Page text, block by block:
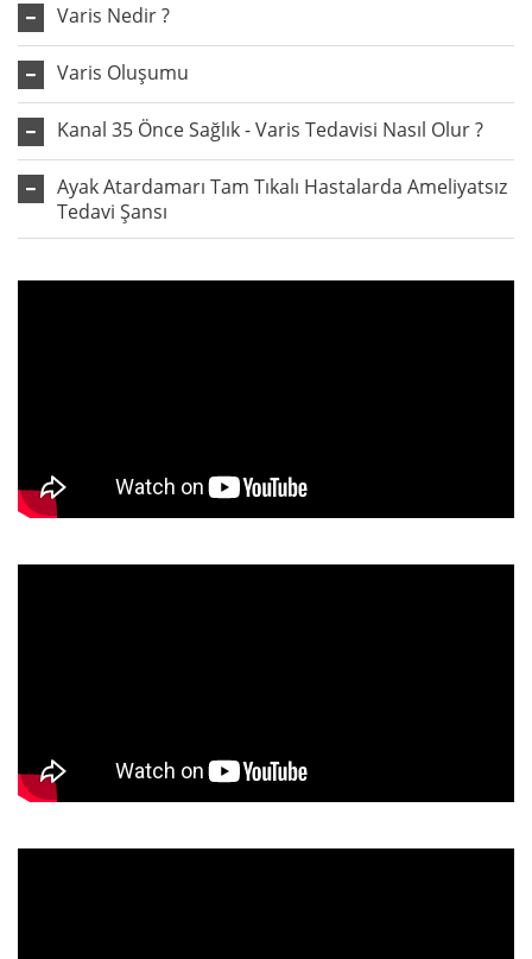
Varis Nedir ?
Varis Oluşumu
Kanal 35 Önce Sağlık - Varis Tedavisi Nasıl Olur ?
Ayak Atardamarı Tam Tıkalı Hastalarda Ameliyatsız
Tedavi Şansı